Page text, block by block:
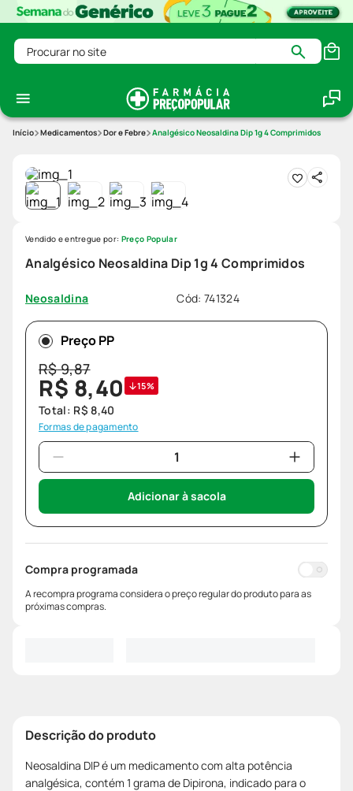
Procurar no site
Medicamentos Dor e Febre Analgésico Neosaldina Dip 1g 4 Comprimidos
Analgésico Neosaldina Dip 1g 4 Comprimidos
Neosaldina Cód: 741324
Vendido e entregue por: Preço Popular
Preço PP
R$9,87
R$ 8,40 15%
Total: R$ 8,40
Formas de pagamento
Adicionar à sacola
Compra programada
A recompra programa considera o preço regular do produto para as
próximas compras.
Descrição do produto
Neosaldina DIP é um medicamento com alta potência
analgésica, contém 1 grama de Dipirona, indicado para o